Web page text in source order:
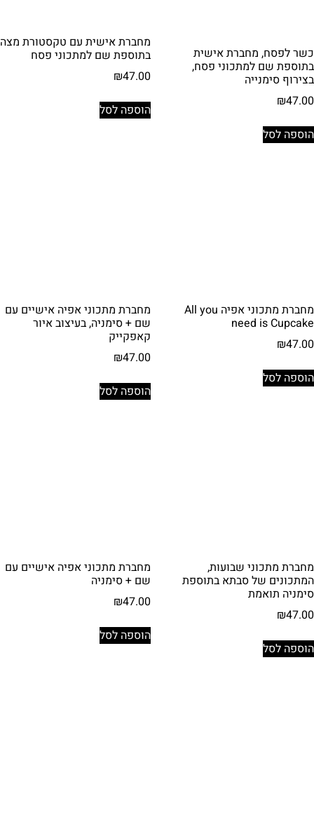
כשר לפסח, מחברת אישית
בתוספת שם למתכוני פסח,
בצירוף סימנייה
₪47.00
הוספה לסל
מחברת אישית עם טקסטורת מצה
בתוספת שם למתכוני פסח
₪47.00
הוספה לסל
מחברת מתכוני אפיה All you
need is Cupcake
₪47.00
הוספה לסל
מחברת מתכוני אפיה אישיים עם
שם + סימניה, בעיצוב איור
קאפקייק
₪47.00
הוספה לסל
מחברת מתכוני שבועות,
המתכונים של סבתא בתוספת
סימניה תואמת
₪47.00
הוספה לסל
מחברת מתכוני אפיה אישיים עם
שם + סימניה
₪47.00
הוספה לסל